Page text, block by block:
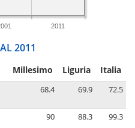
2011
2011
Millesimo Liguria Italia
68.4 69.9 72.5
90 88.3 99.3